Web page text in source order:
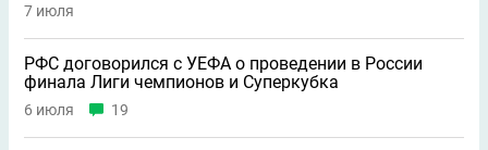
7 июля
РФС договорился с УЕФА о проведении в России
финала Лиги чемпионов и Суперкубка
6 июля 19